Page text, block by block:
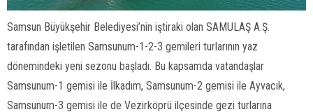
Samsun Büyükşehir Belediyesi’nin iştiraki olan SAMULAŞ A.Ş.
tarafından işletilen Samsunum-1-2-3 gemileri turlarının yaz
dönemindeki yeni sezonu başladı. Bu kapsamda vatandaşlar
Samsunum-1 gemisi ile İlkadım, Samsunum-2 gemisi ile Ayvacık,
Samsunum-3 gemisi ile de Vezirköprü ilçesinde gezi turlarına